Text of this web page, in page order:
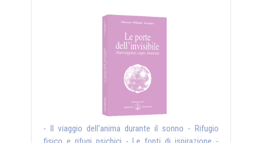
- Il viaggio dell'anima durante il sonno - Rifugio